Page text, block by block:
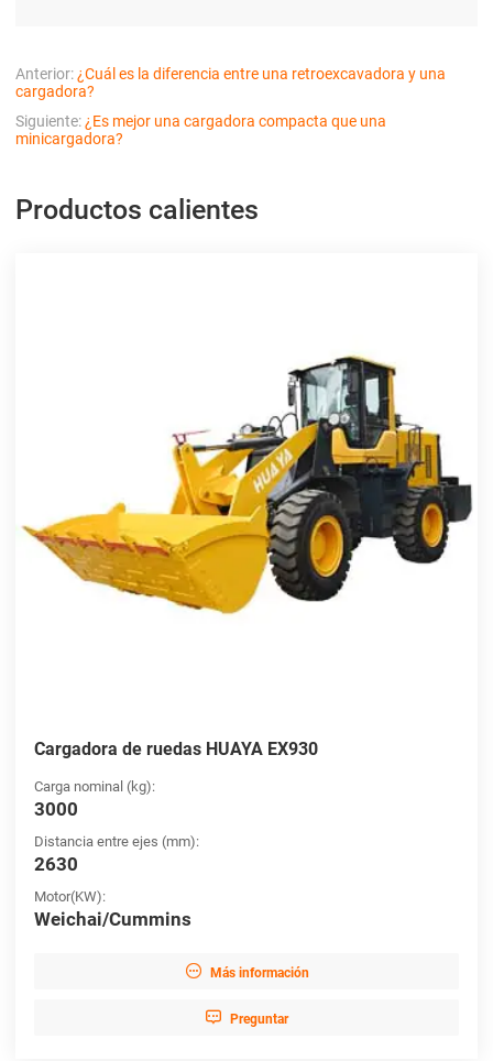
Anterior: ¿Cuál es la diferencia entre una retroexcavadora y una
cargadora?
Siguiente: ¿Es mejor una cargadora compacta que una
minicargadora?
Productos calientes
Cargadora de ruedas HUAYA EX930
Carga nominal (kg):
3000
Distancia entre ejes (mm):
2630
Motor(KW):
Weichai/Cummins
 Más información
 Preguntar